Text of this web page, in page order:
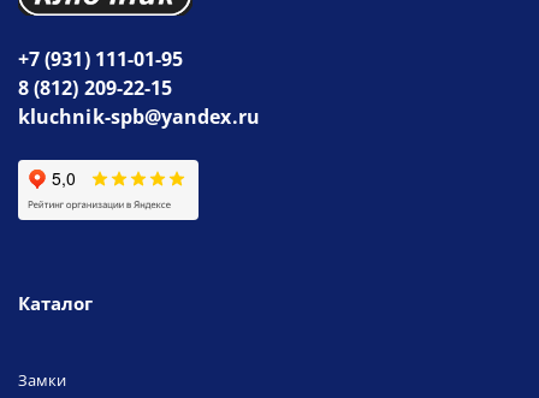
+7 (931) 111-01-95
8 (812) 209-22-15
kluchnik-spb@yandex.ru
Каталог
Замки